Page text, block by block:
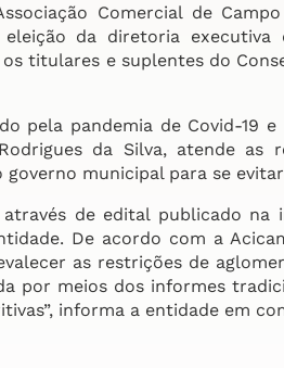
Comercial de Campo
da diretoria executiva
titulares e suplentes do
pela pandemia de Covid-19 e
da Silva, atende as
municipal para se
de edital publicado na
De acordo com a
as restrições de
por meios dos informes
informa a entidade em